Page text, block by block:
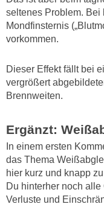
seltenes Problem.
Mondfinsternis
vorkommen.
Dieser Effekt fällt bei
vergrößert
Brennweiten.
Ergänzt:
In einem ersten
das Thema
hier kurz und knapp
Du hinterher noch
Verluste und